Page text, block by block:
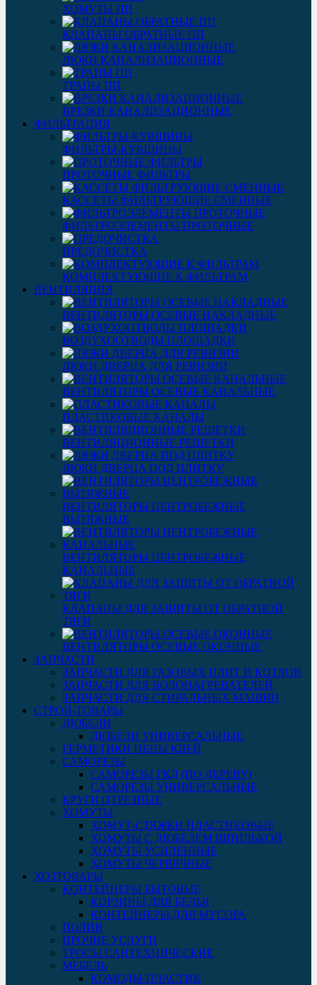
ХОМУТЫ ПП
КЛАПАНЫ ОБРАТНЫЕ ПП
ЛЮКИ КАНАЛИЗАЦИОННЫЕ
ТРАПЫ ПП
ВРЕЗКИ КАНАЛИЗАЦИОННЫЕ
ФИЛЬТРАЦИЯ
ФИЛЬТРЫ-КУВШИНЫ
ПРОТОЧНЫЕ ФИЛЬТРЫ
КАССЕТЫ ФИЛЬТРУЮЩИЕ СМЕННЫЕ
ФИЛЬТРОЭЛЕМЕНТЫ ПРОТОЧНЫЕ
ПРЕДОЧИСТКА
КОМПЛЕКТУЮЩИЕ К ФИЛЬТРАМ
ВЕНТИЛЯЦИЯ
ВЕНТИЛЯТОРЫ ОСЕВЫЕ НАКЛАДНЫЕ
ВОЗДУХООТВОДЫ ПЛОЩАДКИ
ЛЮКИ ДВЕРЦА ДЛЯ РЕВИЗИИ
ВЕНТИЛЯТОРЫ ОСЕВЫЕ КАНАЛЬНЫЕ
ПЛАСТИКОВЫЕ КАНАЛЫ
ВЕНТИЛЯЦИОННЫЕ РЕШЕТКИ
ЛЮКИ ДВЕРЦА ПОД ПЛИТКУ
ВЕНТИЛЯТОРЫ ЦЕНТРОБЕЖНЫЕ
ВЫТЯЖНЫЕ
ВЕНТИЛЯТОРЫ ЦЕНТРОБЕЖНЫЕ
КАНАЛЬНЫЕ
КЛАПАНЫ ДЛЯ ЗАЩИТЫ ОТ ОБРАТНОЙ
ТЯГИ
ВЕНТИЛЯТОРЫ ОСЕВЫЕ ОКОННЫЕ
ЗАПЧАСТИ
ЗАПЧАСТИ ДЛЯ ГАЗОВЫХ ПЛИТ И КОТЛОВ
ЗАПЧАСТИ ДЛЯ ВОДОНАГРЕВАТЕЛЕЙ
ЗАПЧАСТИ ДЛЯ СТИРАЛЬНЫХ МАШИН
СТРОЙ-ТОВАРЫ
ДЮБЕЛИ
ДЮБЕЛИ УНИВЕРСАЛЬНЫЕ
ГЕРМЕТИКИ ПЕНЫ КЛЕЙ
САМОРЕЗЫ
САМОРЕЗЫ ГКД (ПО ДЕРЕВУ)
САМОРЕЗЫ УНИВЕРСАЛЬНЫЕ
КРУГИ ОТРЕЗНЫЕ
ХОМУТЫ
ХОМУТ-СТЯЖКИ ПЛАСТИКОВЫЕ
ХОМУТЫ С ДЮБЕЛЕМ ШПИЛЬКОЙ
ХОМУТЫ УСИЛЕННЫЕ
ХОМУТЫ ЧЕРВЯЧНЫЕ
ХОЗТОВАРЫ
КОНТЕЙНЕРЫ БЫТОВЫЕ
КОРЗИНЫ ДЛЯ БЕЛЬЯ
КОНТЕЙНЕРЫ ДЛЯ МУСОРА
ПОЛИВ
ПРОЧИЕ УСЛУГИ
ТРОСЫ САНТЕХНИЧЕСКИЕ
МЕБЕЛЬ
КОМОДЫ-ПЛАСТИК